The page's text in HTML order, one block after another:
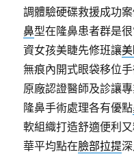
調體驗硬碟救援成功
鼻型在隆鼻患者群是
資女孩美睫先修班讓
無痕內開式眼袋移位
原廠認證醫師及診讓
隆鼻手術處理各有優點
軟組織打造舒適便利
華平均點在臉部拉提